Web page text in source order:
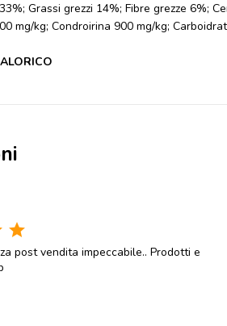
Grassi grezzi 14%; Fibre grezze 6%;
mg/kg; Condroirina 900 mg/kg;
star
post vendita impeccabile.. Prodotti e